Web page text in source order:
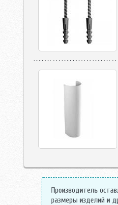
Производитель
размеры изделий и